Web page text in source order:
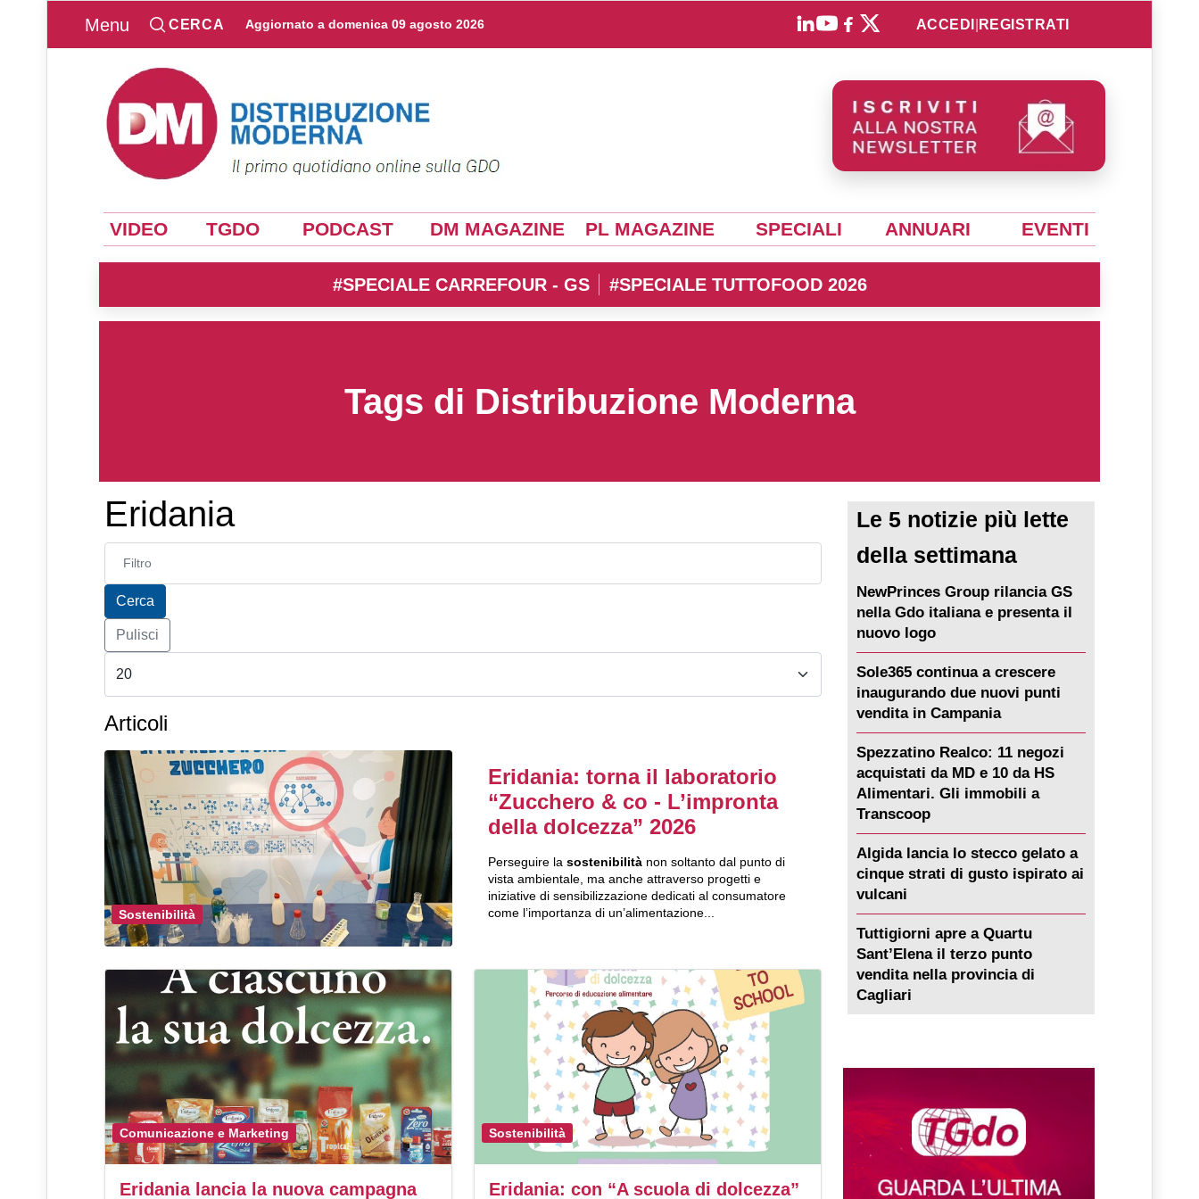
Menu CERCA Aggiornato a domenica 09 agosto 2026 ACCEDI REGISTRATI
VIDEO TGDO PODCAST DM MAGAZINE PL MAGAZINE SPECIALI ANNUARI EVENTI
#SPECIALE CARREFOUR - GS #SPECIALE TUTTOFOOD 2026
Tags di Distribuzione Moderna
Eridania
Inserisci parte del titolo
Cerca
Pulisci
Articoli
Sostenibilità
Eridania: torna il laboratorio
“Zucchero & co - L’impronta
della dolcezza” 2026
Perseguire la sostenibilità non soltanto dal punto di
vista ambientale, ma anche attraverso progetti e
iniziative di sensibilizzazione dedicati al consumatore
come l’importanza di un’alimentazione...
Comunicazione e Marketing
Eridania lancia la nuova campagna
Sostenibilità
Eridania: con “A scuola di dolcezza”
Le 5 notizie più lette
della settimana
NewPrinces Group rilancia GS
nella Gdo italiana e presenta il
nuovo logo
Sole365 continua a crescere
inaugurando due nuovi punti
vendita in Campania
Spezzatino Realco: 11 negozi
acquistati da MD e 10 da HS
Alimentari. Gli immobili a
Transcoop
Algida lancia lo stecco gelato a
cinque strati di gusto ispirato ai
vulcani
Tuttigiorni apre a Quartu
Sant’Elena il terzo punto
vendita nella provincia di
Cagliari